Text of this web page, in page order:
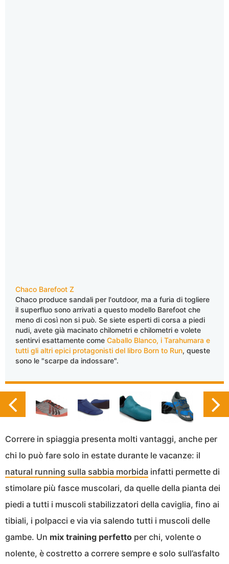
Chaco Barefoot Z
Chaco produce sandali per l'outdoor, ma a furia di togliere
il superfluo sono arrivati a questo modello Barefoot che
meno di così non si può. Se siete esperti di corsa a piedi
nudi, avete già macinato chilometri e chilometri e volete
sentirvi esattamente come Caballo Blanco, i Tarahumara e
tutti gli altri epici protagonisti del libro Born to Run, queste
sono le "scarpe da indossare".
Correre in spiaggia presenta molti vantaggi, anche per
chi lo può fare solo in estate durante le vacanze: il
natural running sulla sabbia morbida infatti permette di
stimolare più fasce muscolari, da quelle della pianta dei
piedi a tutti i muscoli stabilizzatori della caviglia, fino ai
tibiali, i polpacci e via via salendo tutti i muscoli delle
gambe. Un mix training perfetto per chi, volente o
nolente, è costretto a correre sempre e solo sull’asfalto